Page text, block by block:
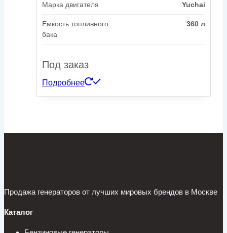
Марка двигателя Yuchai
Емкость топливного
бака
360 л
Под заказ
Подробнее
Продажа генераторов от лучших мировых брендов в Москве
Каталог